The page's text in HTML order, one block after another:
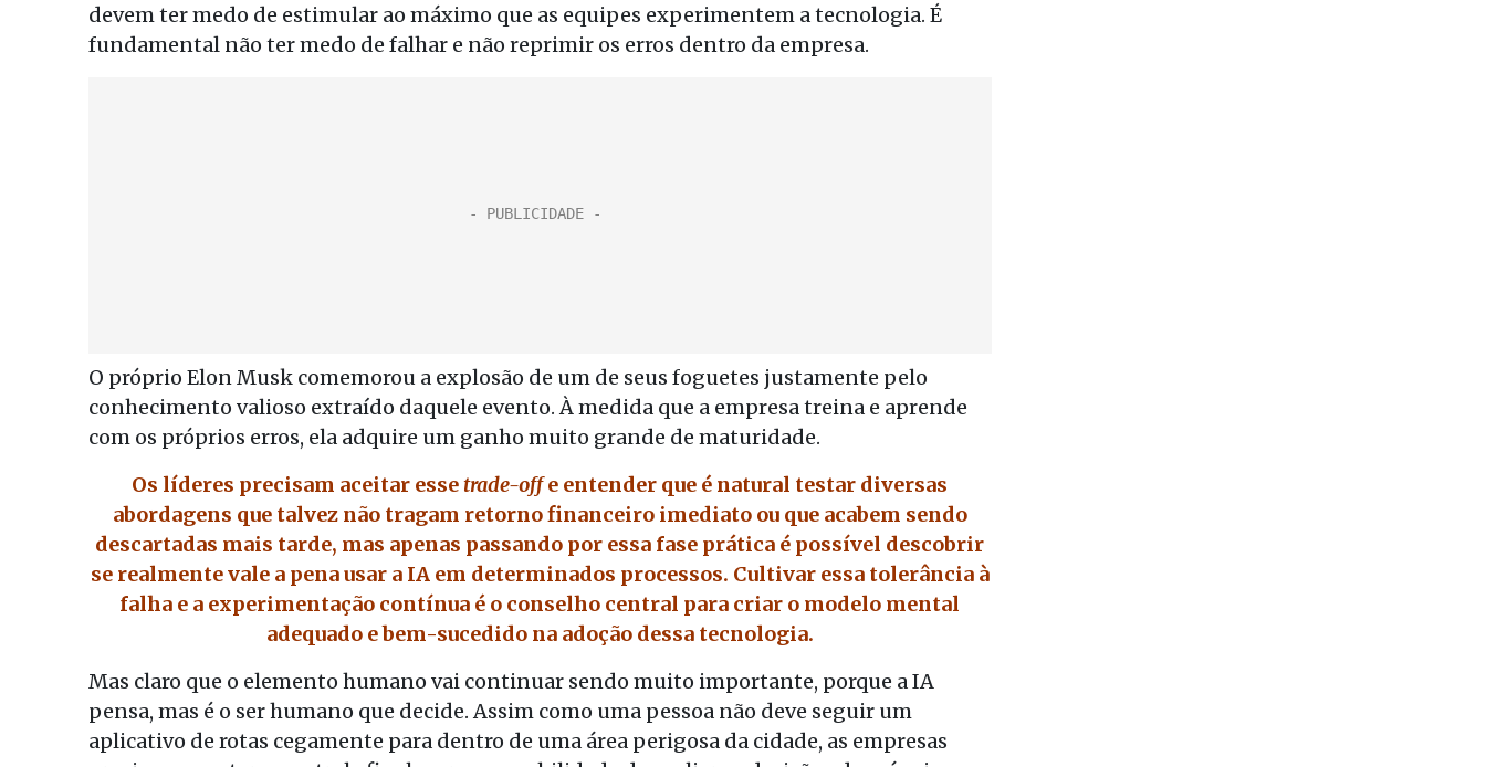
devem ter medo de estimular ao máximo que as equipes experimentem a tecnologia. É
fundamental não ter medo de falhar e não reprimir os erros dentro da empresa.
O próprio Elon Musk comemorou a explosão de um de seus foguetes justamente pelo
conhecimento valioso extraído daquele evento. À medida que a empresa treina e aprende
com os próprios erros, ela adquire um ganho muito grande de maturidade.
Os líderes precisam aceitar essetrade-offe entender que é natural testar diversas
abordagens que talvez não tragam retorno financeiro imediato ou que acabem sendo
descartadas mais tarde, mas apenas passando por essa fase prática é possível descobrir
se realmente vale a pena usar a IA em determinados processos. Cultivar essa tolerância à
falha e a experimentação contínua é o conselho central para criar o modelo mental
adequado e bem-sucedido na adoção dessa tecnologia.
Mas claro que o elemento humano vai continuar sendo muito importante, porque a IA
pensa, mas é o ser humano que decide. Assim como uma pessoa não deve seguir um
aplicativo de rotas cegamente para dentro de uma área perigosa da cidade, as empresas